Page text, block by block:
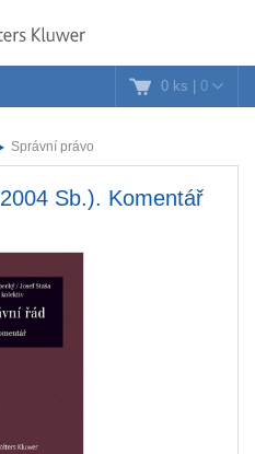
0 ks | 0
Správní právo
Sb.). Komentář